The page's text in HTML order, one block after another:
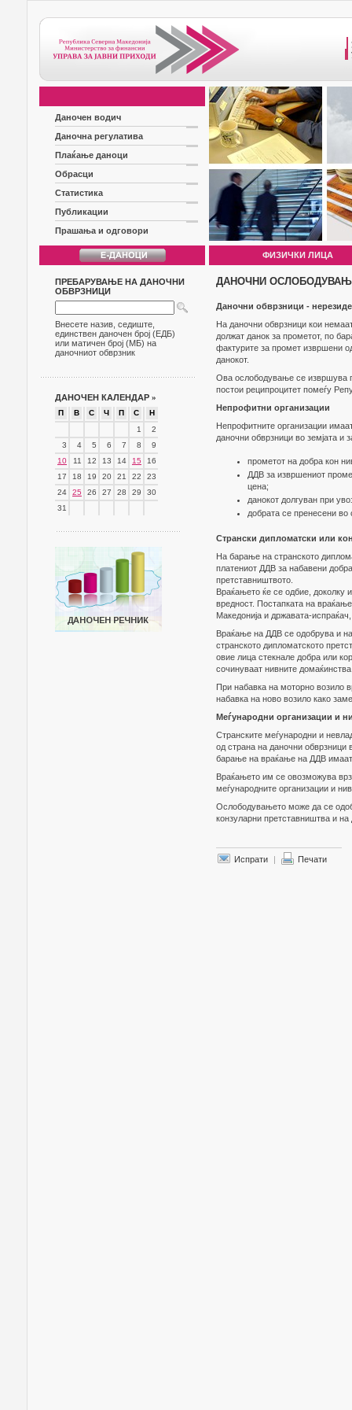
Даночен водич
Даночна регулатива
Плаќање даноци
Обрасци
Статистика
Публикации
Прашања и одговори
ФИЗИЧКИ ЛИЦА
ПРЕБАРУВАЊЕ НА ДАНОЧНИ
ОБВРЗНИЦИ
Внесете назив, седиште,
единствен даночен број (ЕДБ)
или матичен број (МБ) на
даночниот обврзник
ДАНОЧЕН КАЛЕНДАР »
П В С Ч П С
Н
1
2
3
4 5 6 7 8
9
10
11 12 13 14 15
16
17
18 19 20 21 22
23
24
25 26 27 28 29
30
31
ДАНОЧНИ
Даночни обврзници -
На даночни обврзници кои
должат данок за прометот, по
фактурите за промет извршени
данокот.
Ова ослободување се извршува
постои реципроцитет помеѓу
Непрофитни организации
Непрофитните организации
даночни обврзници во земјата и
прометот на добра кон
ДДВ за извршениот
цена;
данокот долгуван при
добрата се пренесени во
Странски дипломатски или
На барање на странското
платениот ДДВ за набавени
претставништвото.
Враќањето ќе се одбие, доколку
вредност. Постапката на
Македонија и државата-
Враќање на ДДВ се одобрува и
странското дипломатското
овие лица стекнале добра или
сочинуваат нивните
При набавка на моторно возило
набавка на ново возило како
Меѓународни организации и
Странските меѓународни и
од страна на даночни обврзници
барање на враќање на ДДВ имаат
Враќањето им се овозможува врз
меѓународните организации и
Ослободувањето може да се
конзуларни претставништва и
Испрати | Печати